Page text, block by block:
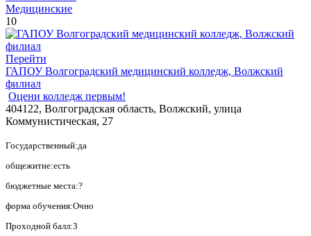
Медицинские
10
Перейти
ГАПОУ Волгоградский медицинский колледж, Волжский
филиал
Оцени колледж первым!
404122, Волгоградская область, Волжский, улица
Коммунистическая, 27
Государственный:да
общежитие:есть
бюджетные места:?
форма обучения:Очно
Проходной балл:3